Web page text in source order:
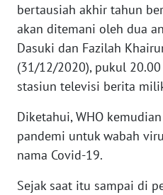
bertausiah akhir tahun
akan ditemani oleh dua
Dasuki dan Fazilah
(31/12/2020), pukul
stasiun televisi berita
Diketahui, WHO
pandemi untuk wabah
nama Covid-19.
Sejak saat itu sampai di
WN
SUMUT
WN
JAKARTA
WN
JABAR
BANTEN